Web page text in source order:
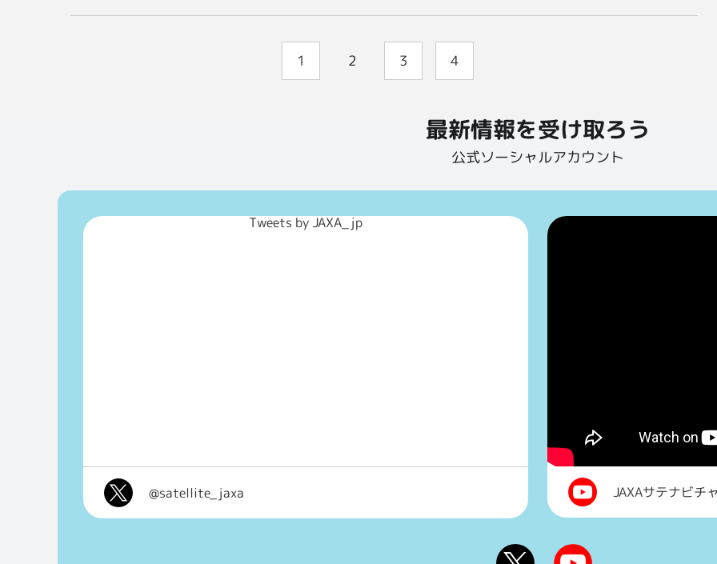
1 2 3 4
最新情報を受け取ろう
公式ソーシャルアカウント
Tweets by JAXA_jp
@satellite_jaxa JAXAサテナビチ